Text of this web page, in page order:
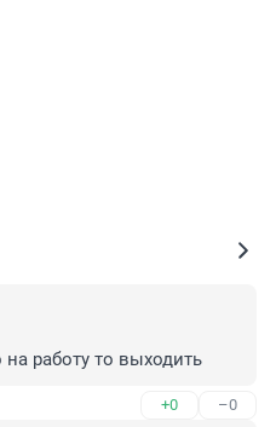
работу то выходить
+0 –0